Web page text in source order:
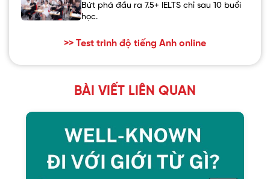
Bứt phá đầu ra 7.5+ IELTS chỉ sau 10 buổi
học.
>> Test trình độ tiếng Anh online
BÀI VIẾT LIÊN QUAN